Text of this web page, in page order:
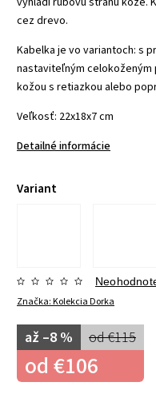
cez drevo.
Kabelka je vo variantoch: s
nastaviteľným celokoženým
kožou s retiazkou alebo
Veľkosť: 22x18x7 cm
Detailné informácie
Variant
Značka:Kolekcia Dorka
od €115
až –8 %
od €106